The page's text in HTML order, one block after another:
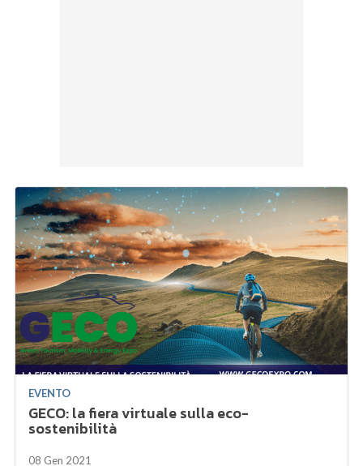
EVENTO
GECO: la fiera virtuale sulla eco-
sostenibilità
08 Gen 2021